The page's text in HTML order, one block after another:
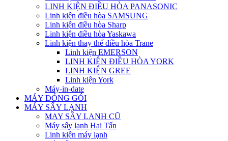
LINH KIỆN ĐIỀU HÒA PANASONIC
Linh kiện điều hòa SAMSUNG
Linh kiện điều hòa Sharp
Linh kiện điều hòa Yaskawa
Linh kiện thay thế điều hòa Trane
Linh kiện EMERSON
LINH KIỆN ĐIỀU HÒA YORK
LINH KIỆN GREE
Linh kiện York
Máy-in-date
MÁY ĐÓNG GÓI
MÁY SẤY LẠNH
MAY SÂY LANH CŨ
Máy sấy lạnh Hai Tấn
Linh kiện máy lạnh